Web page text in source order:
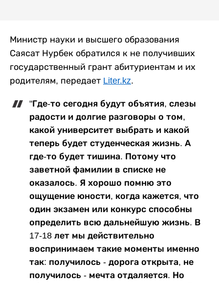
Министр науки и высшего образования
Саясат Нурбек обратился к не получивших
государственный грант абитуриентам и их
родителям, передает Liter.kz.
"Где-то сегодня будут объятия, слезы
радости и долгие разговоры о том,
какой университет выбрать и какой
теперь будет студенческая жизнь. А
где-то будет тишина. Потому что
заветной фамилии в списке не
оказалось. Я хорошо помню это
ощущение юности, когда кажется, что
один экзамен или конкурс способны
определить всю дальнейшую жизнь. В
17-18 лет мы действительно
воспринимаем такие моменты именно
так: получилось - дорога открыта, не
получилось - мечта отдаляется. Но